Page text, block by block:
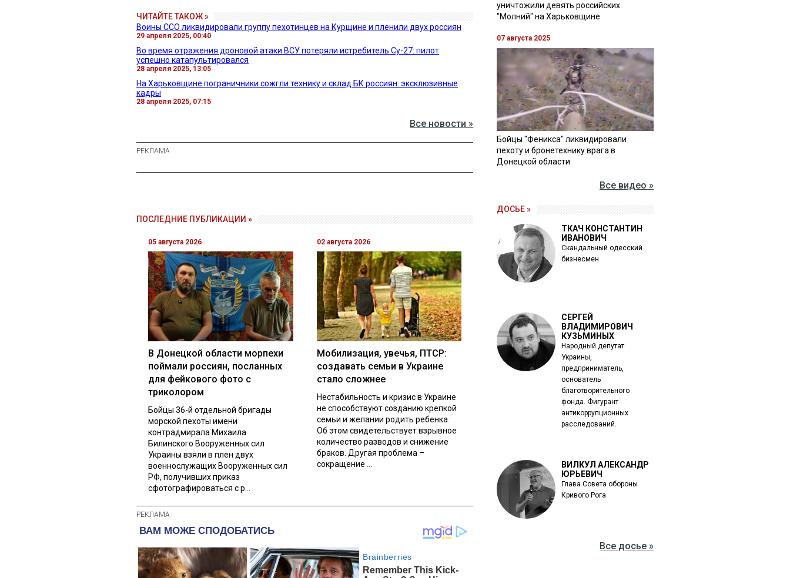
ЧИТАЙТЕ ТАКОЖ »
Воины ССО ликвидировали группу пехотинцев на Курщине и пленили двух россиян
29 апреля 2025, 00:40
Во время отражения дроновой атаки ВСУ потеряли истребитель Су-27: пилот
успешно катапультировался
28 апреля 2025, 13:05
На Харьковщине пограничники сожгли технику и склад БК россиян: эксклюзивные
кадры
28 апреля 2025, 07:15
Все новости »
ПОСЛЕДНИЕ ПУБЛИКАЦИИ »
05 августа 2026
В Донецкой области морпехи
поймали россиян, посланных
для фейкового фото с
триколором
Бойцы 36-й отдельной бригады
морской пехоты имени
контрадмирала Михаила
Билинского Вооруженных сил
Украины взяли в плен двух
военнослужащих Вооруженных сил
РФ, получивших приказ
сфотографироваться с р...
02 августа 2026
Мобилизация, увечья, ПТСР:
создавать семьи в Украине
стало сложнее
Нестабильность и кризис в Украине
не способствуют созданию крепкой
семьи и желании родить ребенка.
Об этом свидетельствует взрывное
количество разводов и снижение
браков. Другая проблема –
сокращение ...
уничтожили девять российских
"Молний" на Харьковщине
07 августа 2025
Бойцы "Феникса" ликвидировали
пехоту и бронетехнику врага в
Донецкой области
Все видео »
ДОСЬЕ »
ТКАЧ КОНСТАНТИН
ИВАНОВИЧ
Скандальный одесский
бизнесмен
СЕРГЕЙ
ВЛАДИМИРОВИЧ
КУЗЬМИНЫХ
Народный депутат
Украины,
предприниматель,
основатель
благотворительного
фонда. Фигурант
антикоррупционных
расследований.
ВИЛКУЛ АЛЕКСАНДР
ЮРЬЕВИЧ
Глава Совета обороны
Кривого Рога
Все досье »